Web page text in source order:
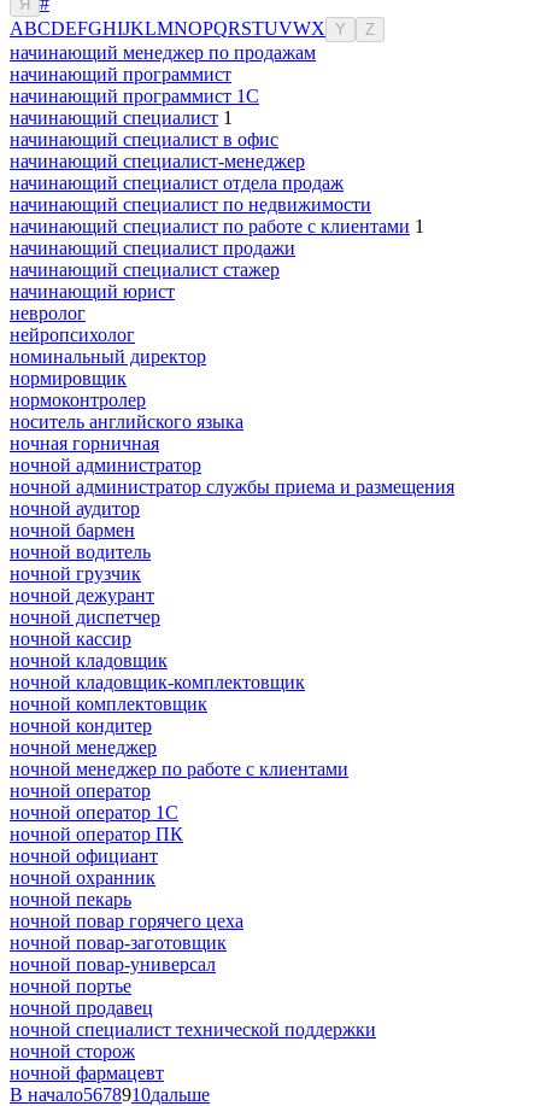
Я
ABCDEFGHIJKLMNOPQRSTUVWX Y Z
начинающий менеджер по продажам
начинающий программист
начинающий программист 1С
начинающий специалист 1
начинающий специалист в офис
начинающий специалист-менеджер
начинающий специалист отдела продаж
начинающий специалист по недвижимости
начинающий специалист по работе с клиентами 1
начинающий специалист продажи
начинающий специалист стажер
начинающий юрист
невролог
нейропсихолог
номинальный директор
нормировщик
нормоконтролер
носитель английского языка
ночная горничная
ночной администратор
ночной администратор службы приема и размещения
ночной аудитор
ночной бармен
ночной водитель
ночной грузчик
ночной дежурант
ночной диспетчер
ночной кассир
ночной кладовщик
ночной кладовщик-комплектовщик
ночной комплектовщик
ночной кондитер
ночной менеджер
ночной менеджер по работе с клиентами
ночной оператор
ночной оператор 1С
ночной оператор ПК
ночной официант
ночной охранник
ночной пекарь
ночной повар горячего цеха
ночной повар-заготовщик
ночной повар-универсал
ночной портье
ночной продавец
ночной специалист технической поддержки
ночной сторож
ночной фармацевт
В начало5678910дальше